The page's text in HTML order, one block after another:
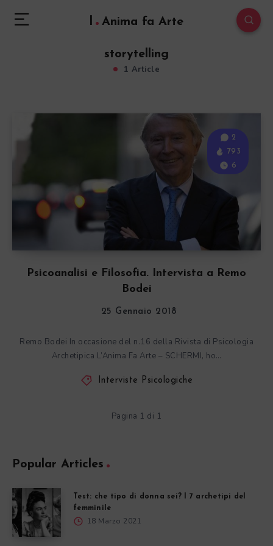
l Anima fa Arte
storytelling
1 Article
Psicoanalisi e Filosofia. Intervista a Remo
Bodei
2
793
6
25 Gennaio 2018
Remo Bodei In occasione del n.16 della Rivista di Psicologia
Archetipica L’Anima Fa Arte – SCHERMI, ho…
Interviste Psicologiche
Pagina 1 di 1
Popular Articles
Test: che tipo di donna sei? I 7 archetipi del
femminile
18 Marzo 2021